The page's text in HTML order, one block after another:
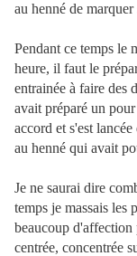
au henné de
Pendant ce temps le
heure, il faut le
entrainée à faire des
avait préparé un
accord et s'est
au henné qui avait
Je ne saurai dire
temps je massais les
beaucoup d'affection
centrée, concentrée